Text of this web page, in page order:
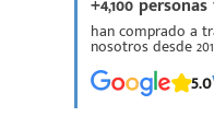
han comprado a
nosotros desde
5.0